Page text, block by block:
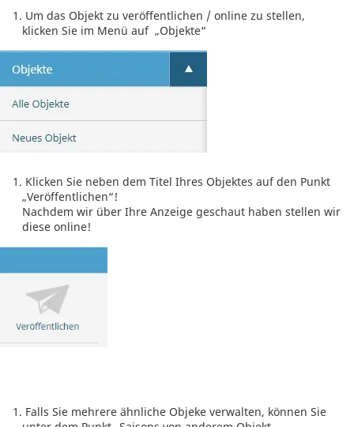
Um das Objekt zu veröffentlichen / online zu stellen,
klicken Sie im Menü auf „Objekte“
Klicken Sie neben dem Titel Ihres Objektes auf den Punkt
„Veröffentlichen“!
Nachdem wir über Ihre Anzeige geschaut haben stellen wir
diese online!
Falls Sie mehrere ähnliche Objeke verwalten, können Sie